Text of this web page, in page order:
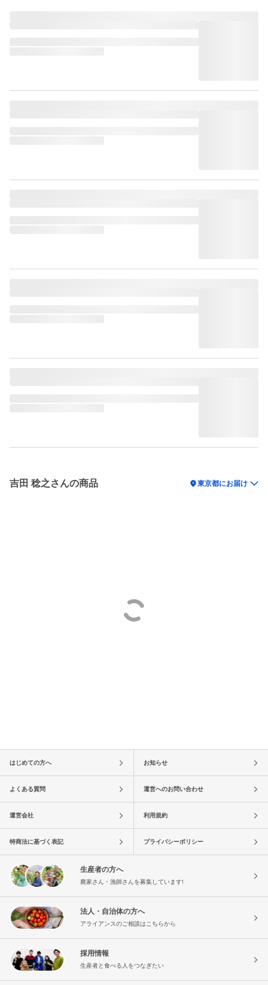
吉田 稔之さんの商品 location_on東京都にお届け
はじめての方へ お知らせ
よくある質問 運営へのお問い合わせ
運営会社 利用規約
特商法に基づく表記 プライバシーポリシー
生産者の方へ
農家さん・漁師さんを募集しています!
法人・自治体の方へ
アライアンスのご相談はこちらから
採用情報
生産者と食べる人をつなぎたい